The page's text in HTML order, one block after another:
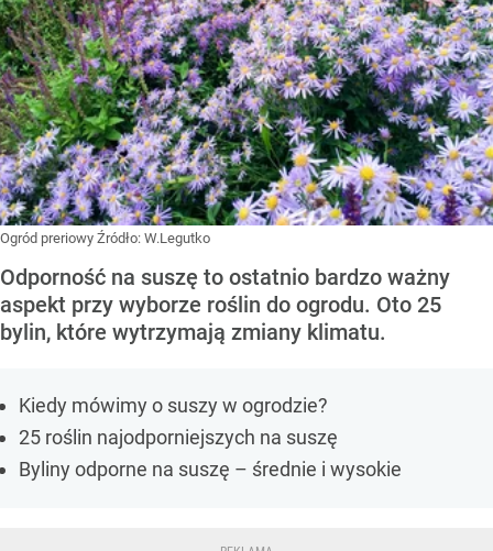
Ogród preriowy Źródło: W.Legutko
Odporność na suszę to ostatnio bardzo ważny
aspekt przy wyborze roślin do ogrodu. Oto 25
bylin, które wytrzymają zmiany klimatu.
Kiedy mówimy o suszy w ogrodzie?
25 roślin najodporniejszych na suszę
Byliny odporne na suszę – średnie i wysokie